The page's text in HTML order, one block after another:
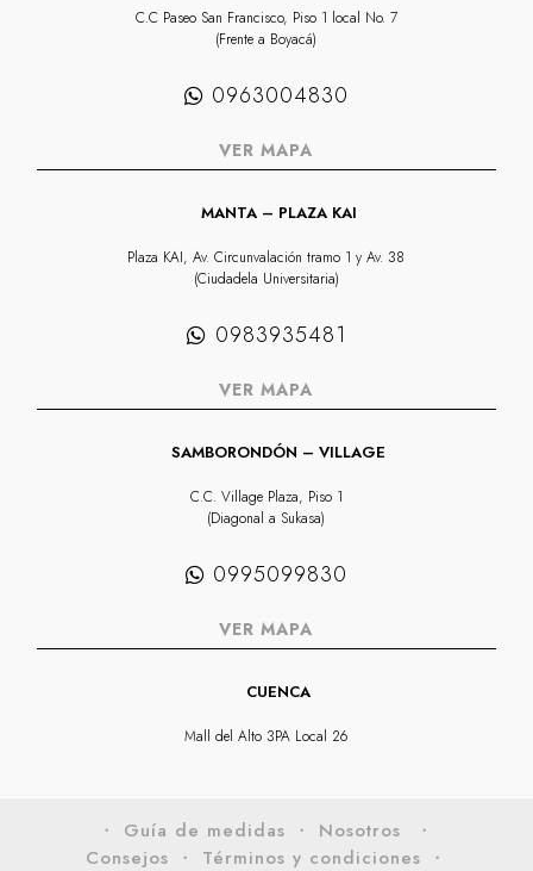
C.C Paseo San Francisco, Piso 1 local No. 7
(Frente a Boyacá)
0963004830
VER MAPA
MANTA – PLAZA KAI
Plaza KAI, Av. Circunvalación tramo 1 y Av. 38
(Ciudadela Universitaria)
0983935481
VER MAPA
SAMBORONDÓN – VILLAGE
C.C. Village Plaza, Piso 1
(Diagonal a Sukasa)
0995099830
VER MAPA
CUENCA
Mall del Alto 3PA Local 26
・ Guía de medidas ・ Nosotros
・
Consejos ・ Términos y condiciones ・